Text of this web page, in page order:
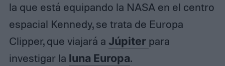
la que está equipando la NASA en el centro
espacial Kennedy, se trata de Europa
Clipper, que viajará a Júpiter para
investigar la luna Europa.